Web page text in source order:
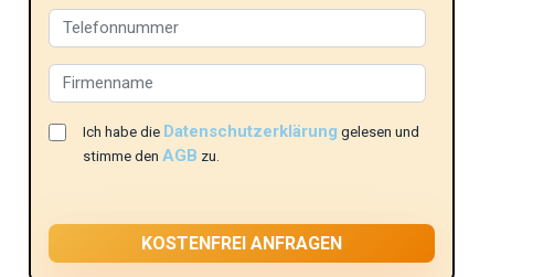
Ich habe die Datenschutzerklärung gelesen und
stimme denAGB zu.